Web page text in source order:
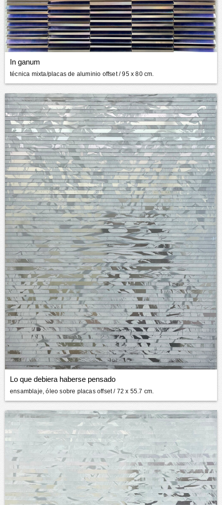
In ganum
técnica mixta/placas de aluminio offset/ 95 x 80 cm.
Lo que debiera haberse pensado
ensamblaje, óleo sobre placas offset/ 72 x 55.7 cm.